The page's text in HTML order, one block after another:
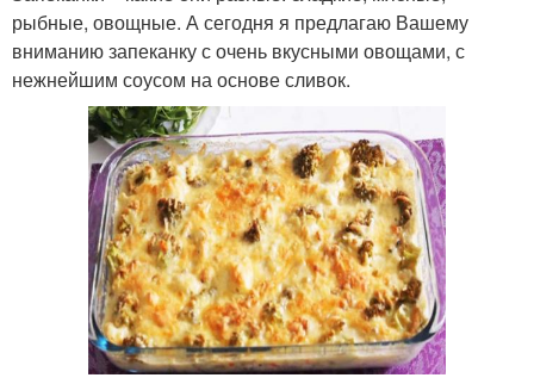
рыбные, овощные. А сегодня я предлагаю Вашему
вниманию запеканку с очень вкусными овощами, с
нежнейшим соусом на основе сливок.